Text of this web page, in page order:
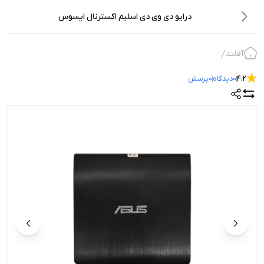
درایو دی وی دی اسلیم اکسترنال ایسوس
آفلند
4.2
0دیدگاه0پرسش